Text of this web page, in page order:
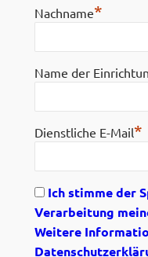
Nachname*
Name der
Dienstliche E-Mail*
Ich stimme der
Verarbeitung
Weitere